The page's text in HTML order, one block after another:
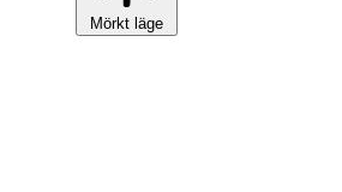
Mörkt läge